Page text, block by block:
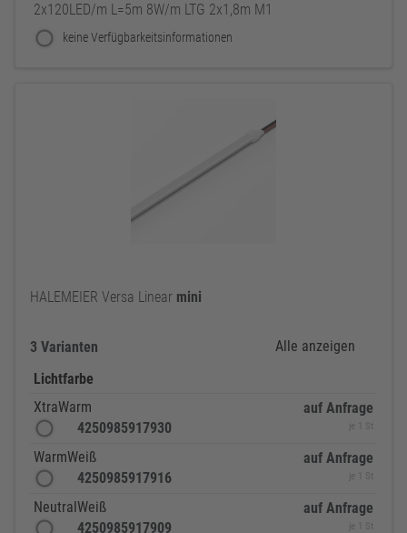
2x120LED/m L=5m 8W/m LTG 2x1,8m M1
keine Verfügbarkeitsinformationen
HALEMEIER Versa Linear mini
3 Varianten
Alle anzeigen
Lichtfarbe
XtraWarm
4250985917930
auf Anfrage
je 1 St
WarmWeiß
4250985917916
auf Anfrage
je 1 St
NeutralWeiß
4250985917909
auf Anfrage
je 1 St